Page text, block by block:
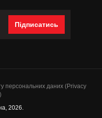
Підписатись
персональних даних (Privacy
2026.